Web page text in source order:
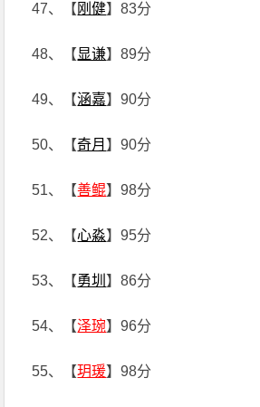
47、【刚健】83分
48、【显谦】89分
49、【涵嘉】90分
50、【奇月 】90分
51、【善鲲】98分
52、【心淼】95分
53、【勇圳 】86分
54、【泽琬】96分
55、【玥瑗】98分